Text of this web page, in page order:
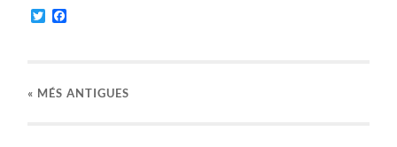
Twitter
« MÉS ANTIGUES